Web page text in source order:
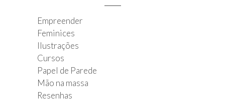
Empreender
Feminices
Ilustrações
Cursos
Papel de Parede
Mão na massa
Resenhas